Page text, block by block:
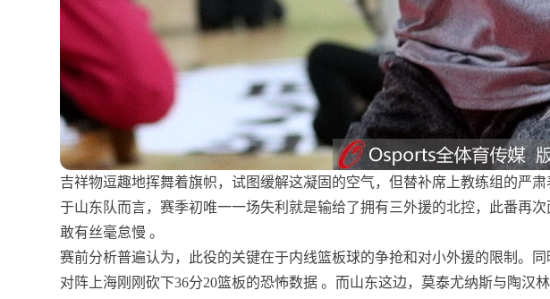
吉祥物逗趣地挥舞着旗帜，试图缓解这凝固的空气，但替补席上教练组的严
于山东队而言，赛季初唯一一场失利就是输给了拥有三外援的北控，此番再
敢有丝毫怠慢 。
赛前分析普遍认为，此役的关键在于内线篮板球的争抢和对小外援的限制。
对阵上海刚刚砍下36分20篮板的恐怖数据 。而山东这边，莫泰尤纳斯与陶汉